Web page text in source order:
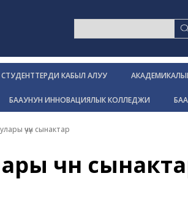
СТУДЕНТТЕРДИ КАБЫЛ АЛУУ
БААУНУН ИННОВАЦИЯЛЫК КОЛЛЕДЖИ
үчүн сынактар
үчүн